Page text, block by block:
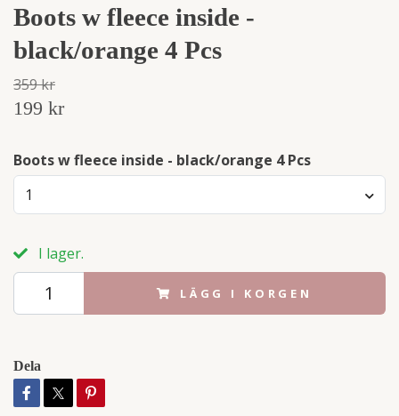
Boots w fleece inside -
black/orange 4 Pcs
359 kr
199 kr
Boots w fleece inside - black/orange 4 Pcs
1
I lager.
LÄGG I KORGEN
Dela